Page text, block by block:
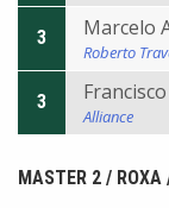
3 Marcelo
Roberto
3
Alliance
MASTER 2 / ROXA